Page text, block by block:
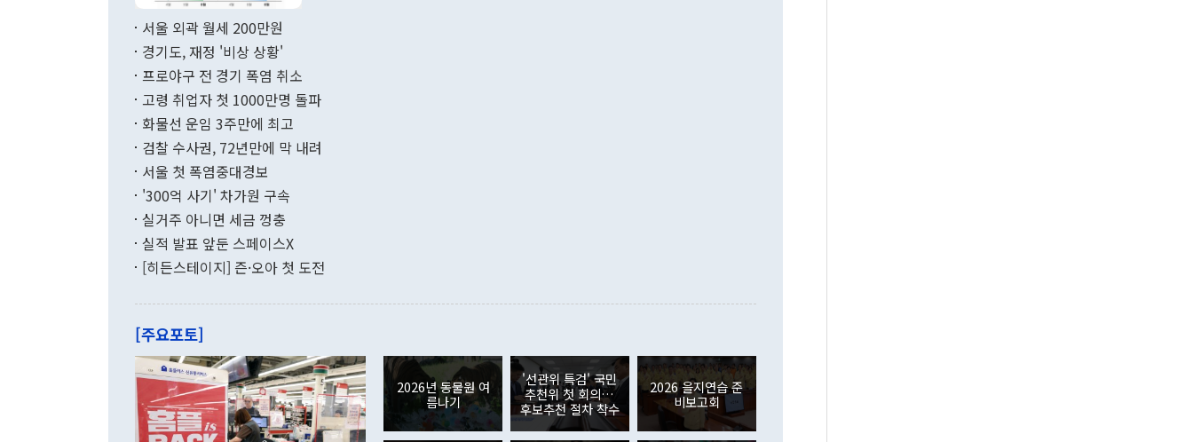
무너졌다고도 했다. 또 "현 시점에서 흘러간 선(先)비핵화만 되뇌는 것은
함께 4자 대화의 동력을 확보하기 위해 최선을 다할 것"이라고 말했다. 하
"우리의 선의대로 하는 게 과연 한반도의 평화와 안정에 플러스냐, 결론적
관은 업무보고 사후 브리핑에서 정 장관이 언급한 '4자 회담'에 대해 "이상
이 9월 러시아 블라디보스토크에서 열리는 '동방경제포럼(EEF)'을 언급하
며 "정부 차원에서 (참석을) 검토하고 있다"고 발언한 데 대해서도 조 장관
은 "그것은 외교부의 몫"이라며 "아직 거기까지 진도가 나가지 않았다"고
잘랐다. 정 장관이 이날 소개한 대북 구상과 설명은 정부 내 조율을 거치지
않았다는 점에서 문제가 있다. 특히 주적 표현 대체와 국호 사용, 9·19 군
사합의 복원, 4자회담 추진 등은 통일부 장관이 결정할 사안이 아니어서 월
며 월간 기준 처음으로 1000억달러를 넘어섰다. 상품수입은 644억8000만
196.9% 급증했고 컴퓨터·주변기기(SSD)는 282.7% 증가했다. IT 품목
수출은 160.4% 늘었으며 비IT 품목도 ▲석유제품(47.5%) ▲화공품
기록했지만 지식재산권사용료수지는 전월 흑자에서 4억4000만달러 적자
로 전환됐다. 본원소득수지는 배당소득을 중심으로 32억7000만달러 흑자
는 배당수입이 늘어난 데다 전월 분기배당에 따른 기저효과로 배당지급이
였던 올해 3월(369억9000만달러)을 넘어선 것이다. 직접투자에서는 내국
인의 해외투자가 80억1000만달러, 외국인의 국내투자가 46억3000만달러
각각 증가했다. 증권투자에서는 외국인의 국내 주식 매도세가 이어졌다. 외
국인의 국내 주식 투자는 차익실현 매도 등의 영향으로 316억1000만달러
감소하며 전월(-310억5000만달러)에 이어 역대 최대 순매도 기록을 다시
서울 외곽 월세 200만원
경기도, 재정 '비상 상황'
프로야구 전 경기 폭염 취소
고령 취업자 첫 1000만명 돌파
화물선 운임 3주만에 최고
검찰 수사권, 72년만에 막 내려
서울 첫 폭염중대경보
'300억 사기' 차가원 구속
실거주 아니면 세금 껑충
실적 발표 앞둔 스페이스X
[히든스테이지] 즌·오아 첫 도전
[주요포토]
2026년 동물원 여
름나기
'선관위 특검' 국민
추천위 첫 회의…
후보추천 절차 착수
2026 을지연습 준
비보고회